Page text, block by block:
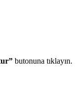
butonuna tıklayın.